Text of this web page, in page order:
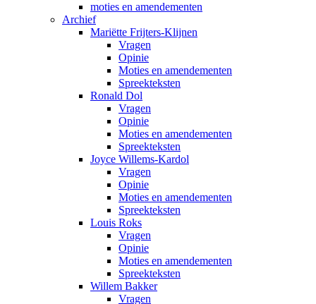
moties en amendementen
Archief
Mariëtte Frijters-Klijnen
Vragen
Opinie
Moties en amendementen
Spreekteksten
Ronald Dol
Vragen
Opinie
Moties en amendementen
Spreekteksten
Joyce Willems-Kardol
Vragen
Opinie
Moties en amendementen
Spreekteksten
Louis Roks
Vragen
Opinie
Moties en amendementen
Spreekteksten
Willem Bakker
Vragen